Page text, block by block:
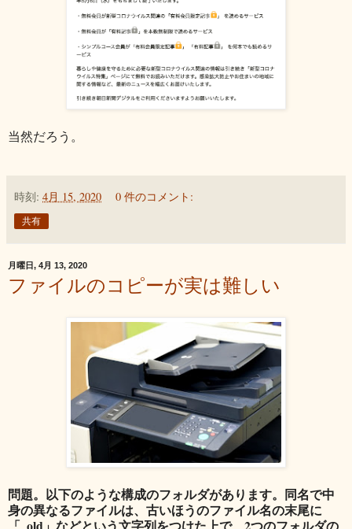
当然だろう。
時刻: 4月 15, 2020 0 件のコメント:
共有
月曜日, 4月 13, 2020
ファイルのコピーが実は難しい
問題。以下のような構成のフォルダがあります。同名で中
身の異なるファイルは、古いほうのファイル名の末尾に
「_old」などという文字列をつけた上で、2つのフォルダの